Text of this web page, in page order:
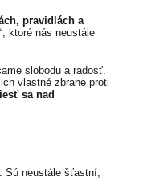
pravidlách a
ktoré nás neustále
slobodu a radosť.
vlastné zbrane proti
sa nad
Sú neustále šťastní,